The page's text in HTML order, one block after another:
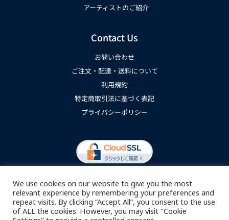
アーティストのご紹介
Contact Us
お問い合わせ
ご注文・配達・送料について
利用規約
特定商取引法に基づく表記
プライバシーポリシー
We use cookies on our website to give you the most
relevant experience by remembering your preferences and
repeat visits. By clicking “Accept All”, you consent to the use
of ALL the cookies. However, you may visit "Cookie